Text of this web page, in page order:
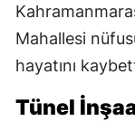
Mahallesi
hayatını
Tünel